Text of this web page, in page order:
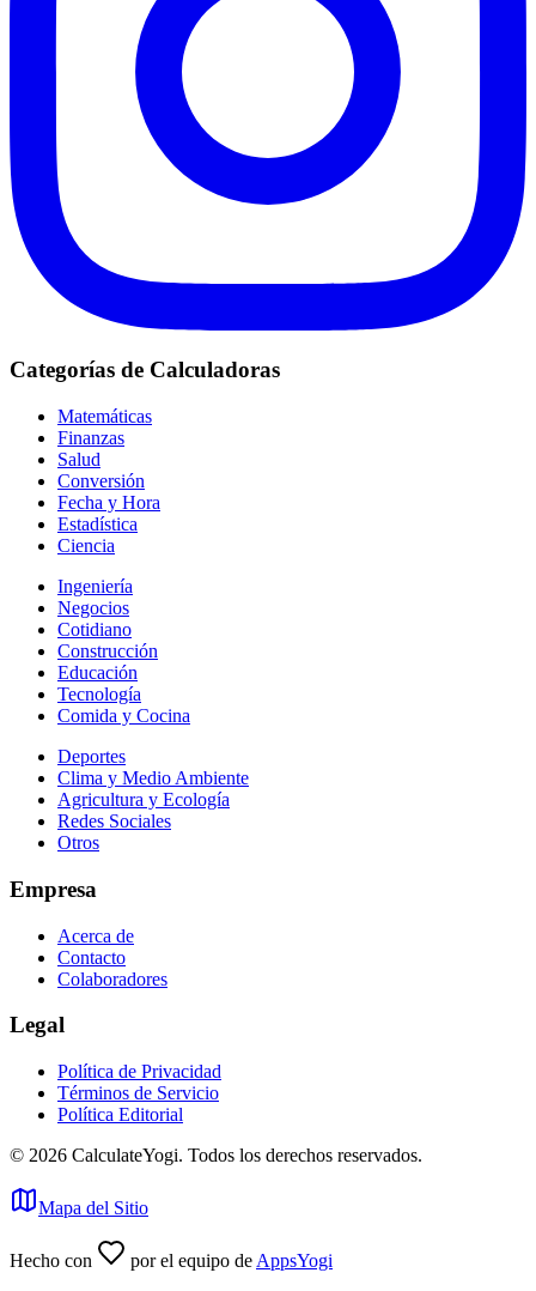
Categorías de Calculadoras
Matemáticas
Finanzas
Salud
Conversión
Fecha y Hora
Estadística
Ciencia
Ingeniería
Negocios
Cotidiano
Construcción
Educación
Tecnología
Comida y Cocina
Deportes
Clima y Medio Ambiente
Agricultura y Ecología
Redes Sociales
Otros
Empresa
Acerca de
Contacto
Colaboradores
Legal
Política de Privacidad
Términos de Servicio
Política Editorial
© 2026 CalculateYogi. Todos los derechos reservados.
Mapa del Sitio
Hecho con por el equipo de AppsYogi